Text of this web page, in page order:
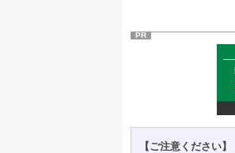
PR
【ご注意ください】